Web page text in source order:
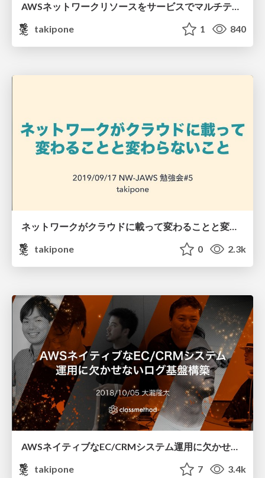
takipone
1 840
ネットワークがクラウドに載って変わることと変わらないこと /nwjaws201909-takipone
takipone
0 2.3k
AWSネイティブなEC/CRMシステム運用に欠かせないログ基盤構築 / cmdevio2018-aws-log-infra
takipone
7 3.4k